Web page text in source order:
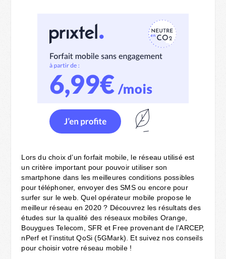
Lors du choix d’un forfait mobile, le réseau utilisé est
un critère important pour pouvoir utiliser son
smartphone dans les meilleures conditions possibles
pour téléphoner, envoyer des SMS ou encore pour
surfer sur le web. Quel opérateur mobile propose le
meilleur réseau en 2020 ? Découvrez les résultats des
études sur la qualité des réseaux mobiles Orange,
Bouygues Telecom, SFR et Free provenant de l’ARCEP,
nPerf et l’institut QoSi (5GMark). Et suivez nos conseils
pour choisir votre réseau mobile !